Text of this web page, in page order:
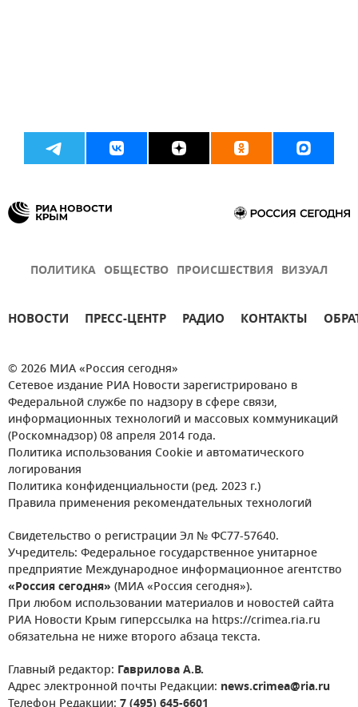
ПОЛИТИКА ОБЩЕСТВО ПРОИСШЕСТВИЯ ВИЗУАЛ
НОВОСТИ ПРЕСС-ЦЕНТР РАДИО КОНТАКТЫ
© 2026 МИА «Россия сегодня»
Сетевое издание РИА Новости зарегистрировано в
Федеральной службе по надзору в сфере связи,
информационных технологий и массовых коммуникаций
(Роскомнадзор) 08 апреля 2014 года.
Политика использования Cookie и автоматического
логирования
Политика конфиденциальности (ред. 2023 г.)
Правила применения рекомендательных технологий
Свидетельство о регистрации Эл № ФС77-57640.
Учредитель: Федеральное государственное унитарное
предприятие Международное информационное агентство
«Россия сегодня» (МИА «Россия сегодня»).
При любом использовании материалов и новостей сайта
РИА Новости Крым гиперссылка на https://crimea.ria.ru
обязательна не ниже второго абзаца текста.
Главный редактор: Гаврилова А.В.
Адрес электронной почты Редакции: news.crimea@ria.ru